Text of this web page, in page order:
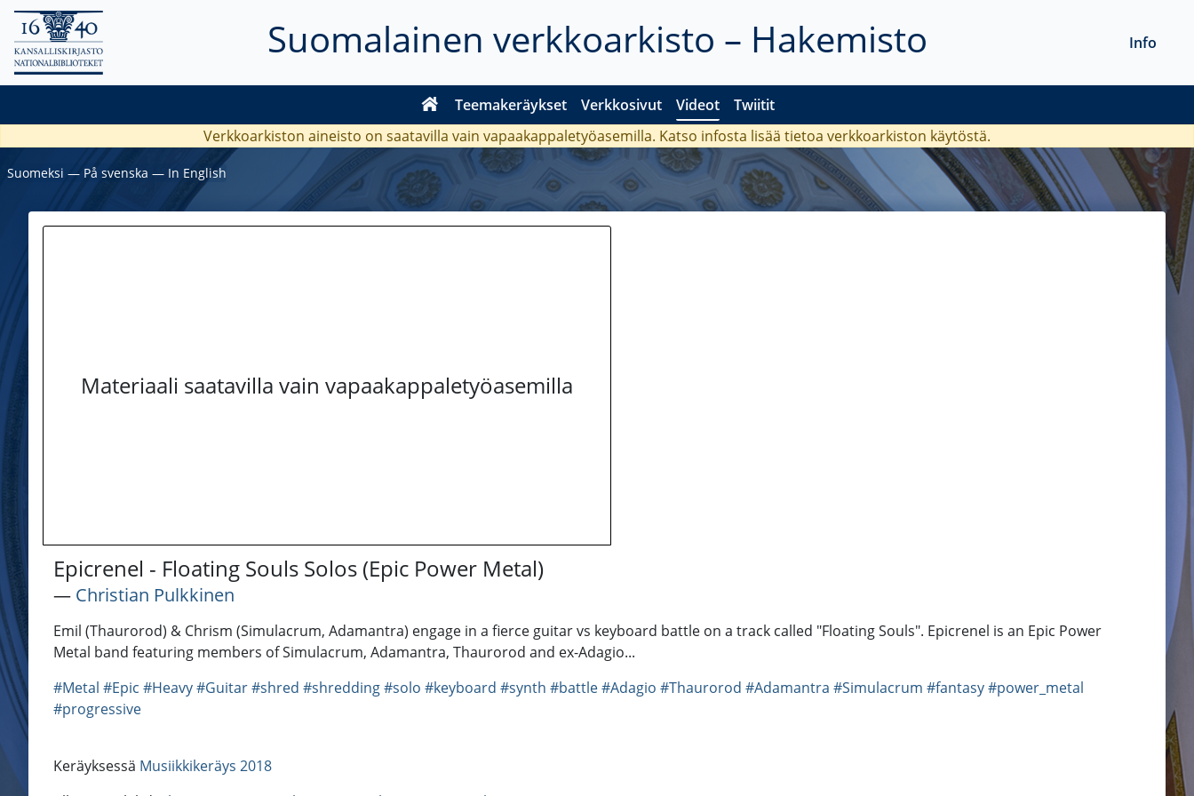
Suomalainen verkkoarkisto – Hakemisto
Teemakeräykset Verkkosivut Videot Twiitit
Info
Verkkoarkiston aineisto on saatavilla vain vapaakappaletyöasemilla. Katso infosta lisää tietoa verkkoarkiston käytöstä.
Suomeksi ― På svenska ― In English
Materiaali saatavilla vain vapaakappaletyöasemilla
Epicrenel - Floating Souls Solos (Epic Power Metal)
― Christian Pulkkinen
Emil (Thaurorod) & Chrism (Simulacrum, Adamantra) engage in a fierce guitar vs keyboard battle on a track called "Floating Souls". Epicrenel is an Epic Power
Metal band featuring members of Simulacrum, Adamantra, Thaurorod and ex-Adagio...
#Metal #Epic #Heavy#Guitar#shred #shredding#solo #keyboard #synth #battle#Adagio #Thaurorod #Adamantra #Simulacrum #fantasy#power_metal
#progressive
Keräyksessä Musiikkikeräys 2018